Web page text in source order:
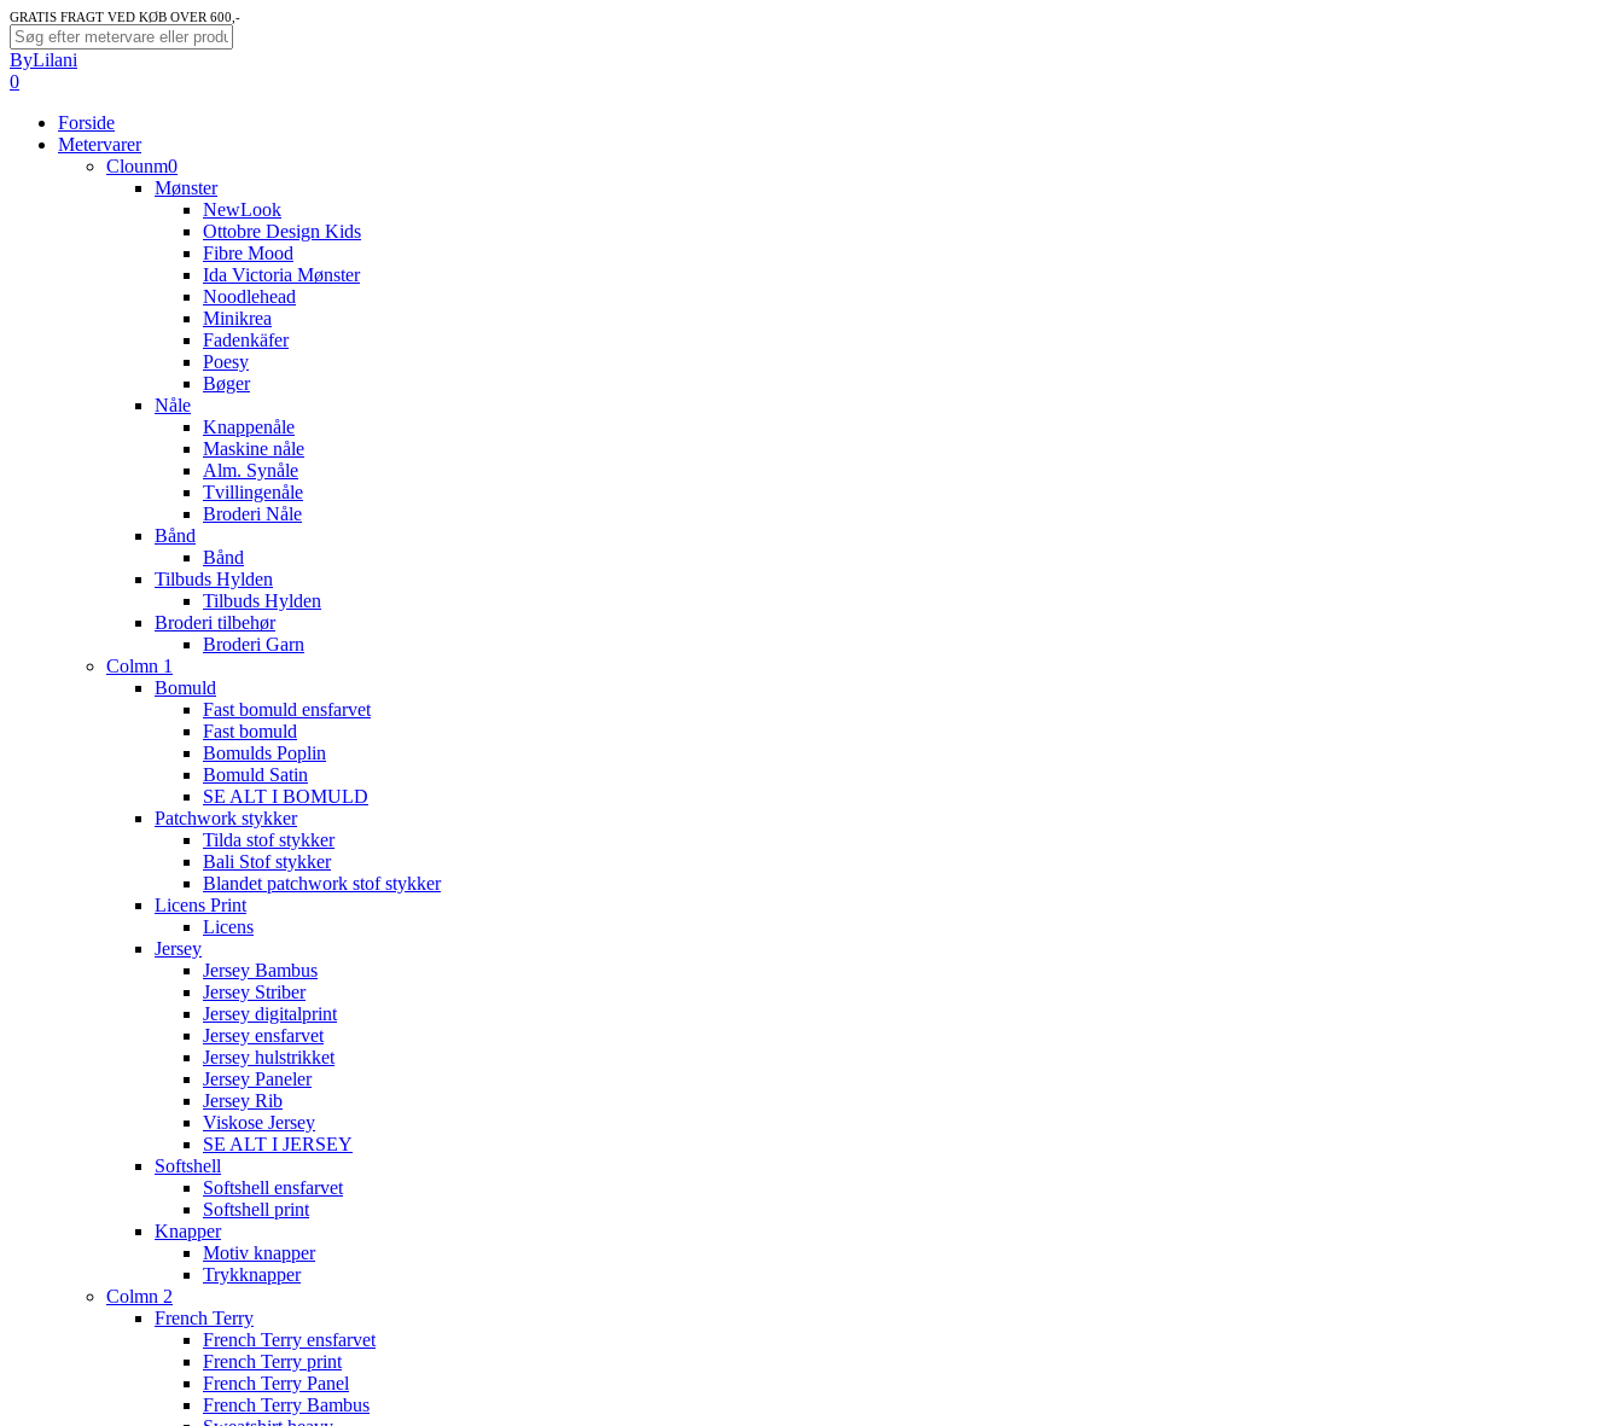
Skip
to
main
content
GRATIS FRAGT VED KØB OVER 600,-
Close
Search
ByLilani
search
account
0
Forside
Metervarer
Clounm0
Mønster
NewLook
Ottobre Design Kids
Fibre Mood
Ida Victoria Mønster
Noodlehead
Minikrea
Fadenkäfer
Poesy
Bøger
Nåle
Knappenåle
Maskine nåle
Alm. Synåle
Tvillingenåle
Broderi Nåle
Bånd
Bånd
Tilbuds Hylden
Tilbuds Hylden
Broderi tilbehør
Broderi Garn
Colmn 1
Bomuld
Fast bomuld ensfarvet
Fast bomuld
Bomulds Poplin
Bomuld Satin
SE ALT I BOMULD
Patchwork stykker
Tilda stof stykker
Bali Stof stykker
Blandet patchwork stof stykker
Licens Print
Licens
Jersey
Jersey Bambus
Jersey Striber
Jersey digitalprint
Jersey ensfarvet
Jersey hulstrikket
Jersey Paneler
Jersey Rib
Viskose Jersey
SE ALT I JERSEY
Softshell
Softshell ensfarvet
Softshell print
Knapper
Motiv knapper
Trykknapper
Colmn 2
French Terry
French Terry ensfarvet
French Terry print
French Terry Panel
French Terry Bambus